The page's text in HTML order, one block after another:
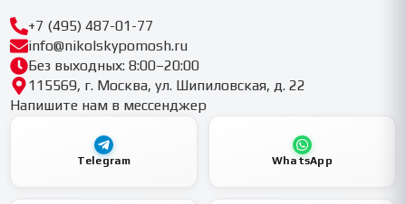
+7 (495) 487-01-77
info@nikolskypomosh.ru
Без выходных: 8:00–20:00
115569, г. Москва, ул. Шипиловская, д. 22
Напишите нам в мессенджер
Telegram WhatsApp